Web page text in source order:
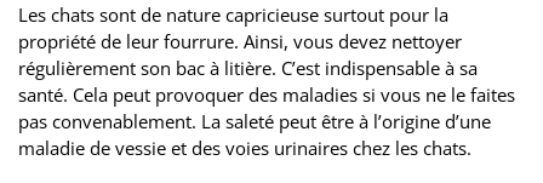
Les chats sont de nature capricieuse surtout pour la
propriété de leur fourrure. Ainsi, vous devez nettoyer
régulièrement son bac à litière. C’est indispensable à sa
santé. Cela peut provoquer des maladies si vous ne le faites
pas convenablement. La saleté peut être à l’origine d’une
maladie de vessie et des voies urinaires chez les chats.